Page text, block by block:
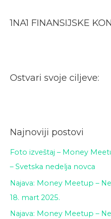
1NA1 FINANSIJSKE
Ostvari svoje ciljeve:
Najnoviji postovi
Foto izveštaj – Money
– Svetska nedelja novca
Najava: Money Meetup –
18. mart 2025.
Najava: Money Meetup –